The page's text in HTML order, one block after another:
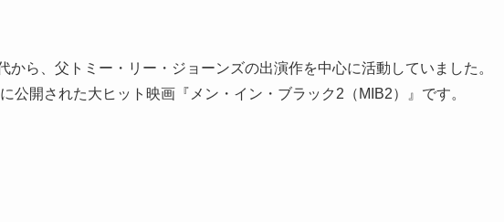
から、父トミー・リー・ジョーンズの出演作を中心に活動していました。
公開された大ヒット映画『メン・イン・ブラック2（MIB2）』です。